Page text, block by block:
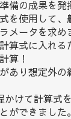
備の成果を発
を使用して、
メータを求め
算式に入れる
算！
あり想定外
かけて計算式
ができました。